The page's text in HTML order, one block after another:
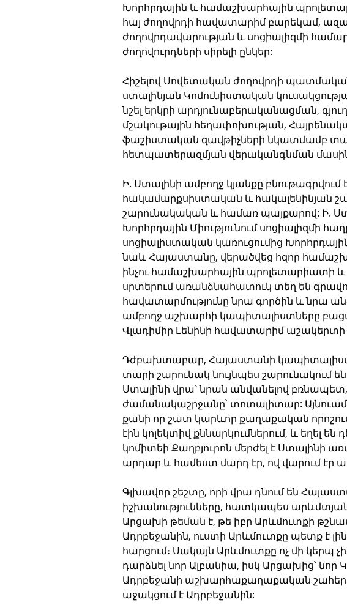
Խորհրդային և համաշխարհային
հայ ժողովրդի հավատարիմ բարեկամ,
ժողովրդավարության և սոցիալիզմի
ժողովուրդների սիրելի ընկեր:
Հիշելով Սովետական ժողովրդի
ստալինյան Կոմունիստական
նշել երկրի արդյունաբերականացման,
մշակութային հեղափոխության,
ֆաշիստական զավթիչների նկատմամբ
հետպատերազմյան վերականգնման
Ի. Ստալինի ամբողջ կյանքը
հակամարքսիստական և հակալենինյան
շարունակական և համառ պայքարով: Ի.
Խորհրդային Միությունում սոցիալիզմի
սոցիալիստական կառուցումից
նաև Հայաստանը, վերածվեց հզոր
ինչու համաշխարհային պրոլետարիատի և
սրտերում առանձնահատուկ տեղ են
հավատարմությունը նրա գործին և նրա
ամբողջ աշխարհի կապիտալիստները
Վլադիմիր Լենինի հավատարիմ
Դժբախտաբար, Հայաստանի
տարի շարունակ նույնպես շարունակում
Ստալինի վրա՝ նրան անվանելով
ժամանակաշրջանը՝ տոտալիտար:
քանի որ շատ կարևոր քաղաքական
էին կոլեկտիվ քննարկումներում, և եղել
կոմիտեի Քաղբյուրոն մերժել է Ստալինի
արդար և համեստ մարդ էր, ով վարում էր
Գլխավոր շեշտը, որի վրա դնում են
իշխանությունները, հատկապես
Արցախի թեման է, թե իբր Արևմուտքի
Ադրբեջանին, ուստի Արևմուտքը պետք է
հարցում։ Սակայն Արևմուտքը ոչ մի կերպ
դարձնել նոր Ալբանիա, իսկ Արցախից՝ նոր
Ադրբեջանի աշխարհաքաղաքական շահերը
աջակցում է Ադրբեջանին: